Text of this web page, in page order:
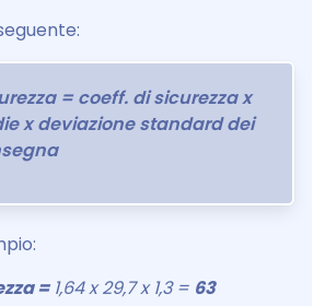
= coeff. di sicurezza x
x deviazione standard dei
=1,64 x 29,7 x 1,3 = 63